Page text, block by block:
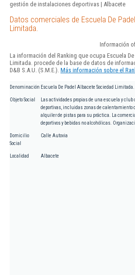
gestión de instalaciones deportivas | Albacete
Datos comerciales de Escuela De
Limitada.
Información
La información del Ranking que ocupa Escuela
Limitada. procede de la base de datos de
D&B S.A.U. (S.M.E.). Más información sobre el
Denominación Escuela De Padel Albacete Sociedad Limitada.
Objeto Social
Las actividades propias de una escuela y club
deportivas, incluidas zonas de calentamiento
alquiler de pistas para su práctica. La
deportivos y bebidas no alcohólicas.
Domicilio
Social
Calle Autovia
Localidad Albacete